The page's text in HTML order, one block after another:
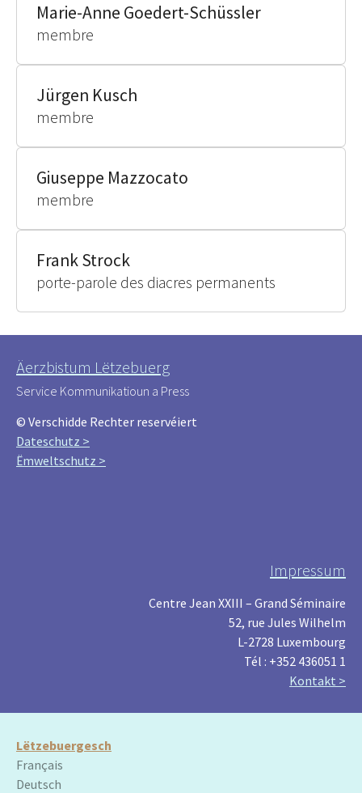
Marie-Anne Goedert-Schüssler
membre
Jürgen Kusch
membre
Giuseppe Mazzocato
membre
Frank Strock
porte-parole des diacres permanents
Äerzbistum Lëtzebuerg
Service Kommunikatioun a Press
© Verschidde Rechter reservéiert
Dateschutz >
Ëmweltschutz >
Impressum
Centre Jean XXIII – Grand Séminaire
52, rue Jules Wilhelm
L-2728 Luxembourg
Tél : +352 436051 1
Kontakt >
Lëtzebuergesch
Français
Deutsch